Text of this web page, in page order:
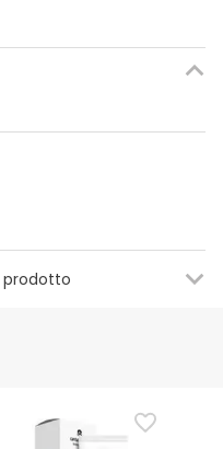
prodotto
immagini di sicurezza
lavorando. Vi invitiamo